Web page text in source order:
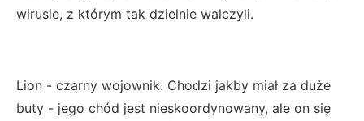
wirusie, z którym tak dzielnie walczyli.
Lion - czarny wojownik. Chodzi jakby miał za duże
buty - jego chód jest nieskoordynowany, ale on się